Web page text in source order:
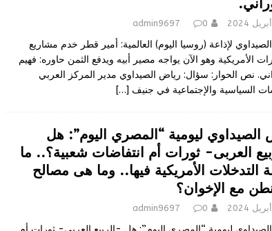
للصباح: الأحزاب السياسية المهووسة بالسلطة بدأت تفقد مصداقيتها لدى
تحصل ثورة اجتماعية جديدة أخبار
admin9697 0
لإذاعة (روسيا اليوم) العالمية: أمير قطر خدم مشاريع
الأمريكية وهو الآن يواجه مصير أبيه ويدفع الثمن حاوره: فهيم
نص الحوار: سؤال: رياض الصيداوي مدير المركز العربي
السياسية والإجتماعية في جنيف […]
الصيداوي ليومية “المصري اليوم”: هل
العربى- ثورات أم انتفاضات شعبية؟.. ما
التدخلات الأمريكية فيها.. وما هى مصالح
مع الإخوان؟
admin9697 0